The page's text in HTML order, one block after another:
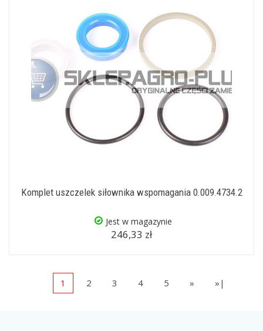
Komplet uszczelek siłownika wspomagania 0.009.4734.2
Jest w magazynie
246,33 zł
1 2 3 4 5 » »|